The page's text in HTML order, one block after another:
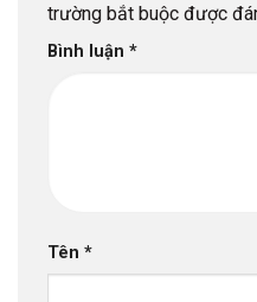
trường bắt buộc được
Bình luận *
Tên *